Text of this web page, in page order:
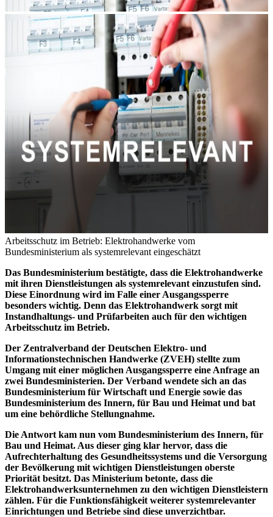
Arbeitsschutz im Betrieb: Elektrohandwerke vom
Bundesministerium als systemrelevant eingeschätzt
Das Bundesministerium bestätigte, dass die Elektrohandwerke
mit ihren Dienstleistungen als systemrelevant einzustufen sind.
Diese Einordnung wird im Falle einer Ausgangssperre
besonders wichtig. Denn das Elektrohandwerk sorgt mit
Instandhaltungs- und Prüfarbeiten auch für den wichtigen
Arbeitsschutz im Betrieb.
Der Zentralverband der Deutschen Elektro- und
Informationstechnischen Handwerke (ZVEH) stellte zum
Umgang mit einer möglichen Ausgangssperre eine Anfrage an
zwei Bundesministerien. Der Verband wendete sich an das
Bundesministerium für Wirtschaft und Energie sowie das
Bundesministerium des Innern, für Bau und Heimat und bat
um eine behördliche Stellungnahme.
Die Antwort kam nun vom Bundesministerium des Innern, für
Bau und Heimat. Aus dieser ging klar hervor, dass die
Aufrechterhaltung des Gesundheitssystems und die Versorgung
der Bevölkerung mit wichtigen Dienstleistungen oberste
Priorität besitzt. Das Ministerium betonte, dass die
Elektrohandwerksunternehmen zu den wichtigen Dienstleistern
zählen. Für die Funktionsfähigkeit weiterer systemrelevanter
Einrichtungen und Betriebe sind diese unverzichtbar.